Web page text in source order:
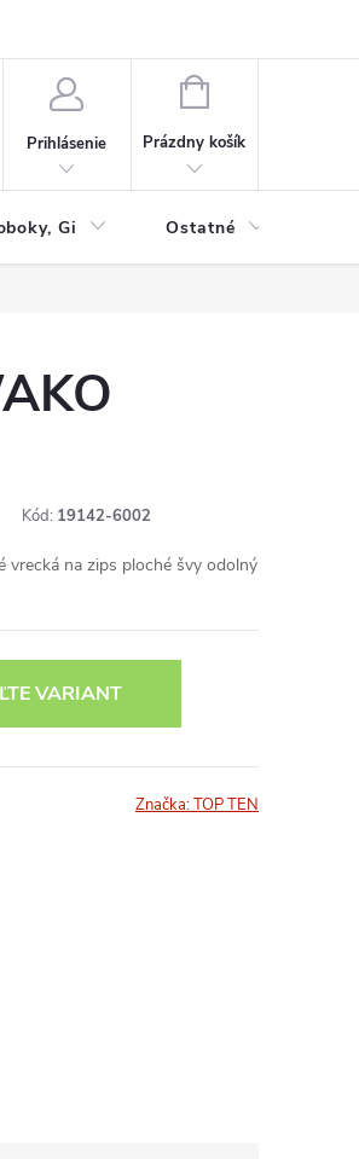
Prihlásenie
NÁKUPNÝ
Prázdny košík
Gi Ostatné
Kód: 19142-6002
vrecká na zips ploché švy odolný
VARIANT
Značka:TOP TEN